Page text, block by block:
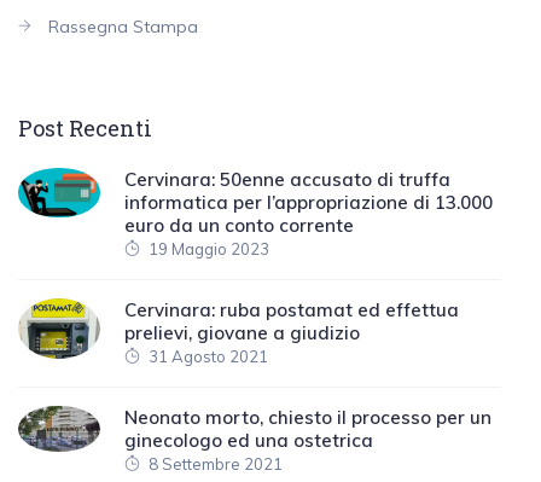
Rassegna Stampa
Post Recenti
Cervinara: 50enne accusato di truffa
informatica per l’appropriazione di 13.000
euro da un conto corrente
19 Maggio 2023
Cervinara: ruba postamat ed effettua
prelievi, giovane a giudizio
31 Agosto 2021
Neonato morto, chiesto il processo per un
ginecologo ed una ostetrica
8 Settembre 2021